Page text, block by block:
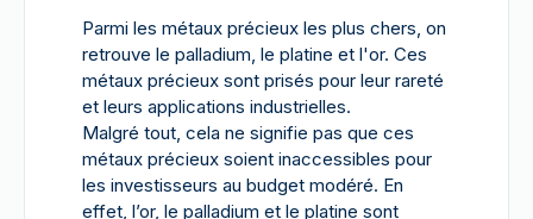
Parmi les métaux précieux les plus chers, on
retrouve le palladium, le platine et l'or. Ces
métaux précieux sont prisés pour leur rareté
et leurs applications industrielles.
Malgré tout, cela ne signifie pas que ces
métaux précieux soient inaccessibles pour
les investisseurs au budget modéré. En
effet, l’or, le palladium et le platine sont